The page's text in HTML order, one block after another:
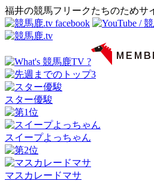
福井の競馬フリークたちのためサ
スター優駿
スイープよっちゃん
マスカレードマサ